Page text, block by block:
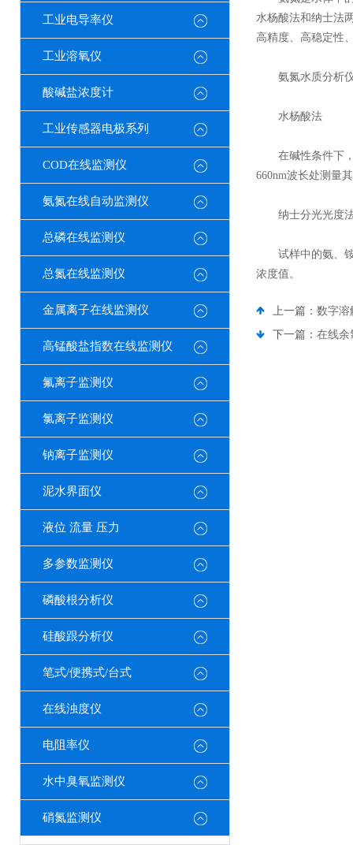
工业电导率仪
工业溶氧仪
酸碱盐浓度计
工业传感器电极系列
COD在线监测仪
氨氮在线自动监测仪
总磷在线监测仪
总氮在线监测仪
金属离子在线监测仪
高锰酸盐指数在线监测仪
氟离子监测仪
氯离子监测仪
钠离子监测仪
泥水界面仪
液位 流量 压力
多参数监测仪
磷酸根分析仪
硅酸跟分析仪
笔式/便携式/台式
在线浊度仪
电阻率仪
水中臭氧监测仪
硝氮监测仪
水杨酸法和纳士法
高精度、高稳定性
氨氮水质分析仪
水杨酸法
在碱性条件下，
660nm波长处测量
纳士分光光度
试样中的氨、铵
浓度值。
上一篇： 数字溶
下一篇： 在线余